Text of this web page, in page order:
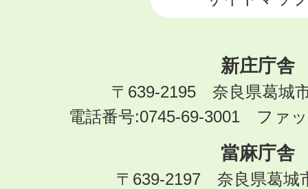
新庄庁舎
〒639-2195 奈良県葛城
電話番号:0745-69-3001 ファ
當麻庁舎
〒639-2197 奈良県葛城